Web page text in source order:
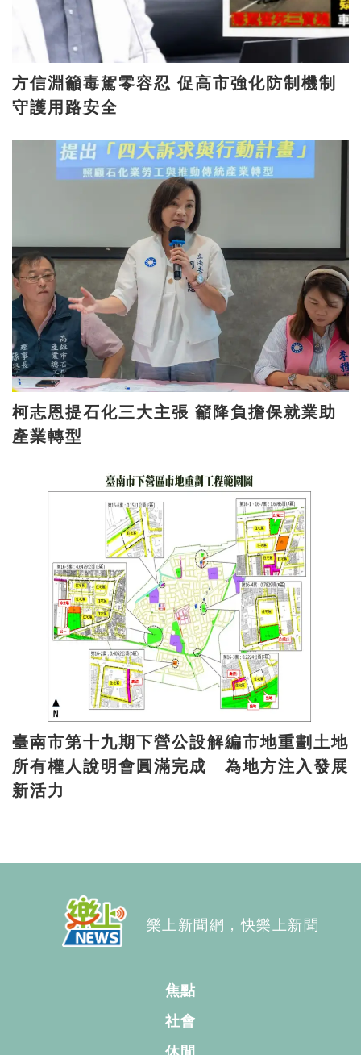
方信淵籲毒駕零容忍 促高市強化防制機制
守護用路安全
柯志恩提石化三大主張 籲降負擔保就業助
產業轉型
臺南市第十九期下營公設解編市地重劃土地
所有權人說明會圓滿完成 為地方注入發展
新活力
樂上新聞網，快樂上新聞
焦點
社會
休閒